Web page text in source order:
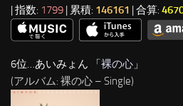
| 指数: 1799 | 累積: 146161 | 合算:
6位…あいみょん 「裸の心 」
(アルバム: 裸の心 – Single)